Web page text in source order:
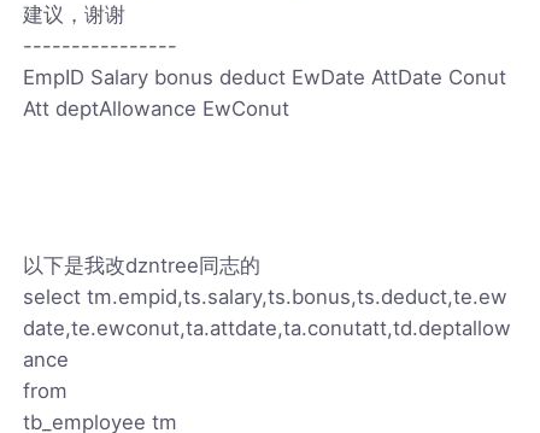
建议，谢谢
----------------
EmpID Salary bonus deduct EwDate AttDate Conut
Att deptAllowance EwConut
以下是我改dzntree同志的
select tm.empid,ts.salary,ts.bonus,ts.deduct,te.ew
date,te.ewconut,ta.attdate,ta.conutatt,td.deptallow
ance
from
tb_employee tm